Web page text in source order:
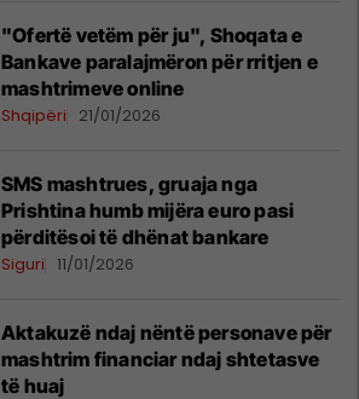
"Ofertë vetëm për ju", Shoqata e
Bankave paralajmëron për rritjen e
mashtrimeve online
Shqipëri 21/01/2026
SMS mashtrues, gruaja nga
Prishtina humb mijëra euro pasi
përditësoi të dhënat bankare
Siguri 11/01/2026
Aktakuzë ndaj nëntë personave për
mashtrim financiar ndaj shtetasve
të huaj